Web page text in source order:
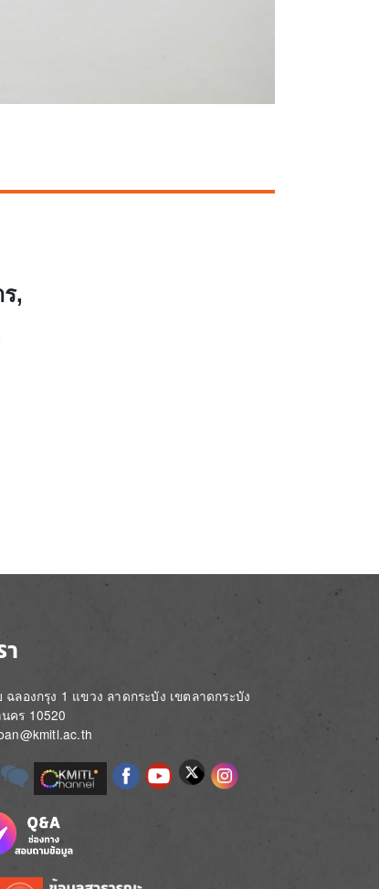
,
า
ฉลองกรุง 1 แขวง ลาดกระบัง เขตลาดกระบัง
คร 10520
Image Image ImageImageImageImage